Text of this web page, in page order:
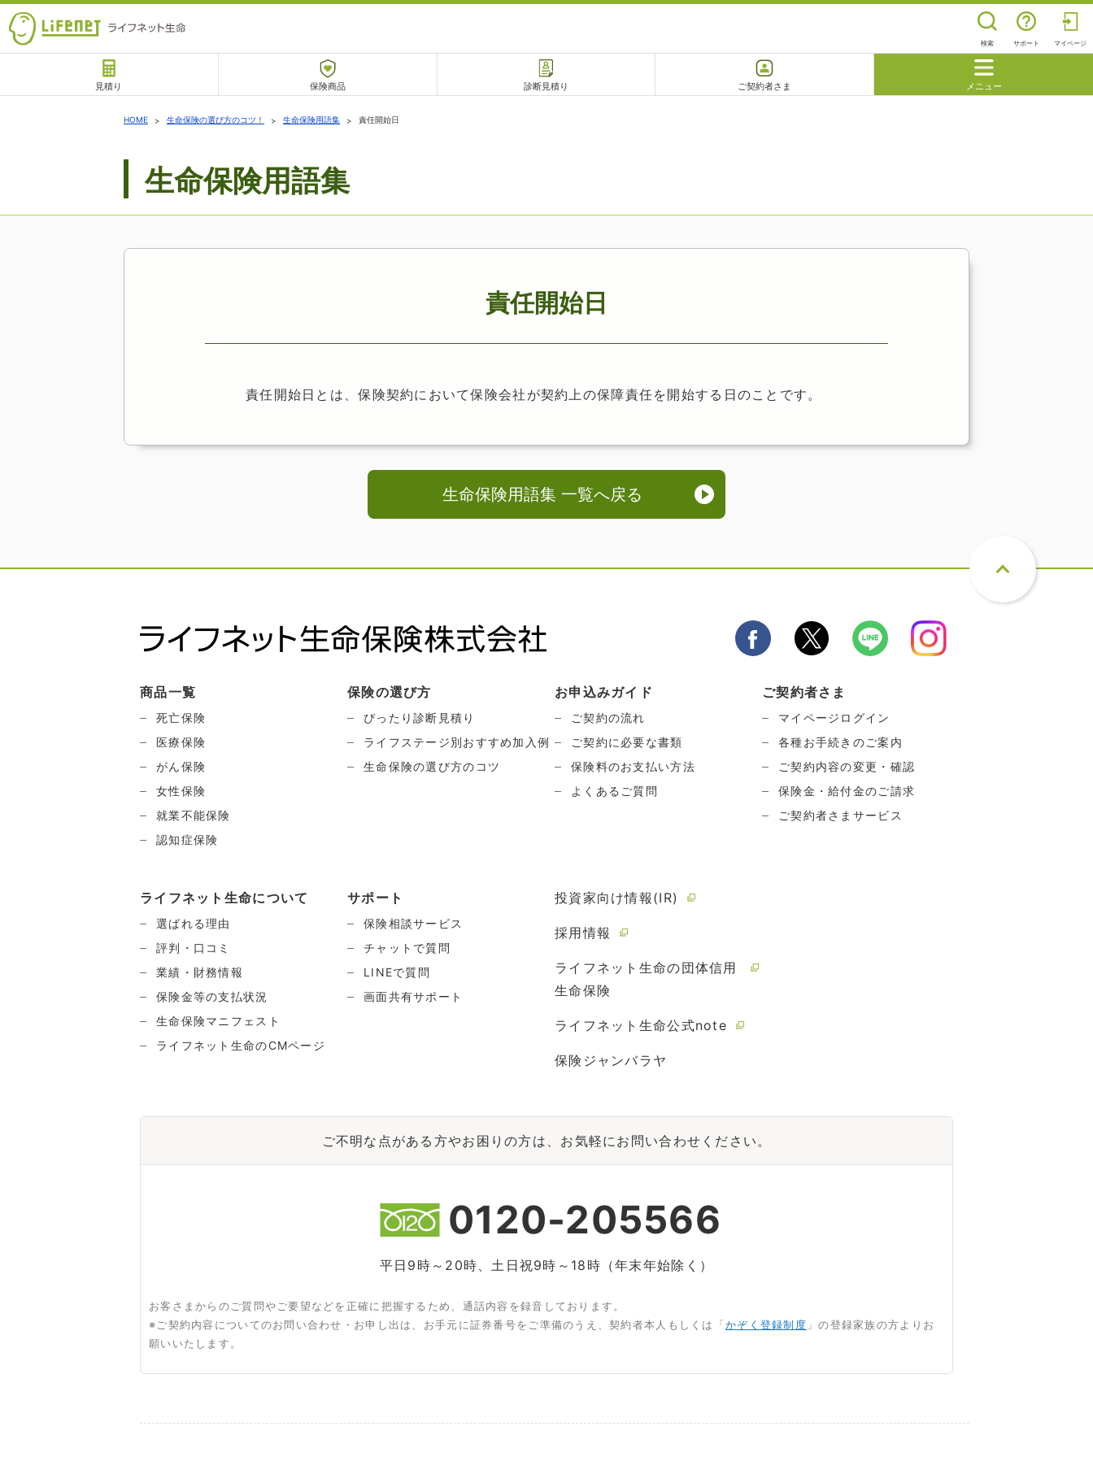
検索 サポート マイページ
見積り 保険商品 診断見積り ご契約者さま メニュー
チャットサポート
HOME 生命保険の選び方のコツ！ 生命保険用語集 責任開始日
生命保険用語集
責任開始日
責任開始日とは、保険契約において保険会社が契約上の保障責任を開始する日のことです。
生命保険用語集 一覧へ戻る
商品一覧
死亡保険
医療保険
がん保険
女性保険
就業不能保険
認知症保険
保険の選び方
ぴったり診断見積り
ライフステージ別おすすめ加入例
生命保険の選び方のコツ
お申込みガイド
ご契約の流れ
ご契約に必要な書類
保険料のお支払い方法
よくあるご質問
ご契約者さま
マイページログイン
各種お手続きのご案内
ご契約内容の変更・確認
保険金・給付金のご請求
ご契約者さまサービス
ライフネット生命について
選ばれる理由
評判・口コミ
業績・財務情報
保険金等の支払状況
生命保険マニフェスト
ライフネット生命のCMページ
サポート
保険相談サービス
チャットで質問
LINEで質問
画面共有サポート
投資家向け情報(IR)
採用情報
ライフネット生命の団体信用
生命保険
ライフネット生命公式note
保険ジャンバラヤ
ご不明な点がある方やお困りの方は、お気軽にお問い合わせください。
0120-205566
平日9時～20時、土日祝9時～18時（年末年始除く）
お客さまからのご質問やご要望などを正確に把握するため、通話内容を録音しております。
※ご契約内容についてのお問い合わせ・お申し出は、お手元に証券番号をご準備のうえ、契約者本人もしくは「かぞく登録制度 」の登録家族の方よりお
願いいたします。